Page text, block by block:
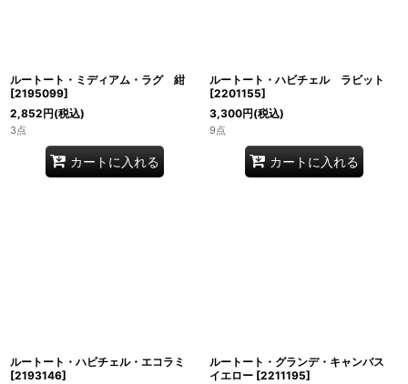
ルートート・ミディアム・ラグ 紺
[2195099]
2,852円(税込)
3点
カートに入れる
ルートート・ハビチェル ラビット
[2201155]
3,300円(税込)
9点
カートに入れる
ルートート・ハビチェル・エコラミ
[2193146]
ルートート・グランデ・キャンバス
イエロー [2211195]